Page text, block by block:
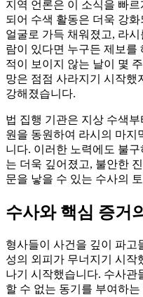
지역 언론은 이 소식을 빠
되어 수색 활동은 더욱 강
얼굴로 가득 채워졌고, 라
람이 있다면 누구든 제보를
적이 보이지 않는 날이 몇
망은 점점 사라지기 시작했
강해졌습니다.
법 집행 기관은 지상 수색
원을 동원하여 라시의 마지
니다. 이러한 노력에도 불
는 더욱 깊어졌고, 불안한
문을 낳을 수 있는 수사의
수사와 핵심 증거
형사들이 사건을 깊이 파고
성의 외피가 무너지기 시작
나기 시작했습니다. 수사관
할 수 없는 동기를 부여하